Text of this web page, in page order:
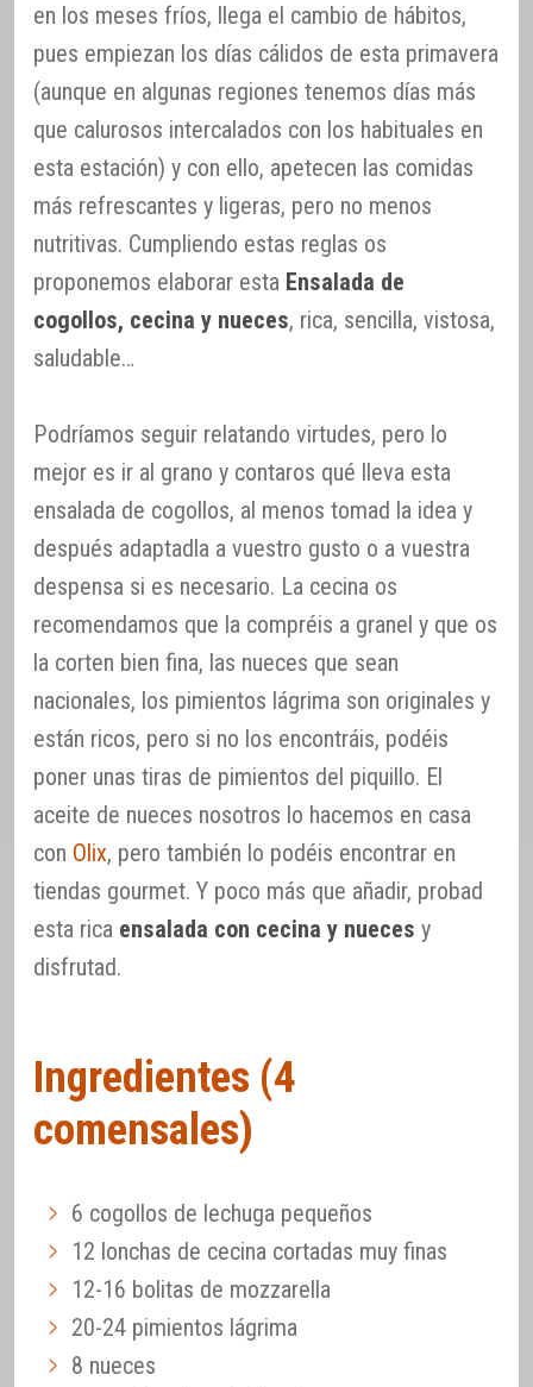
en los meses fríos, llega el cambio de hábitos,
pues empiezan los días cálidos de esta primavera
(aunque en algunas regiones tenemos días más
que calurosos intercalados con los habituales en
esta estación) y con ello, apetecen las comidas
más refrescantes y ligeras, pero no menos
nutritivas. Cumpliendo estas reglas os
proponemos elaborar esta Ensalada de
cogollos, cecina y nueces, rica, sencilla, vistosa,
saludable…
Podríamos seguir relatando virtudes, pero lo
mejor es ir al grano y contaros qué lleva esta
ensalada de cogollos, al menos tomad la idea y
después adaptadla a vuestro gusto o a vuestra
despensa si es necesario. La cecina os
recomendamos que la compréis a granel y que os
la corten bien fina, las nueces que sean
nacionales, los pimientos lágrima son originales y
están ricos, pero si no los encontráis, podéis
poner unas tiras de pimientos del piquillo. El
aceite de nueces nosotros lo hacemos en casa
con Olix, pero también lo podéis encontrar en
tiendas gourmet. Y poco más que añadir, probad
esta rica ensalada con cecina y nueces y
disfrutad.
Ingredientes (4
comensales)
6 cogollos de lechuga pequeños
12 lonchas de cecina cortadas muy finas
12-16 bolitas de mozzarella
20-24 pimientos lágrima
8 nueces